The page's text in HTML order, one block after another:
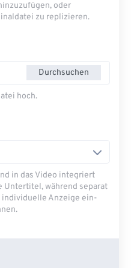
oder
zu replizieren.
Durchsuchen
hoch.
in das Video integriert
Untertitel, während separat
Anzeige ein-